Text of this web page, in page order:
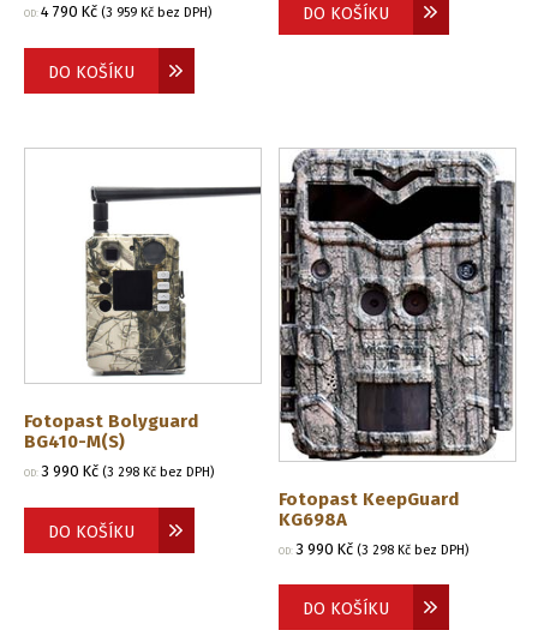
OD: 4 790 Kč (3 959 Kč bez DPH)
DO KOŠÍKU
DO KOŠÍKU
Fotopast Bolyguard
BG410-M(S)
OD: 3 990 Kč (3 298 Kč bez DPH)
DO KOŠÍKU
Fotopast KeepGuard
KG698A
OD:3 990Kč (3 298Kč bez DPH)
DO KOŠÍKU